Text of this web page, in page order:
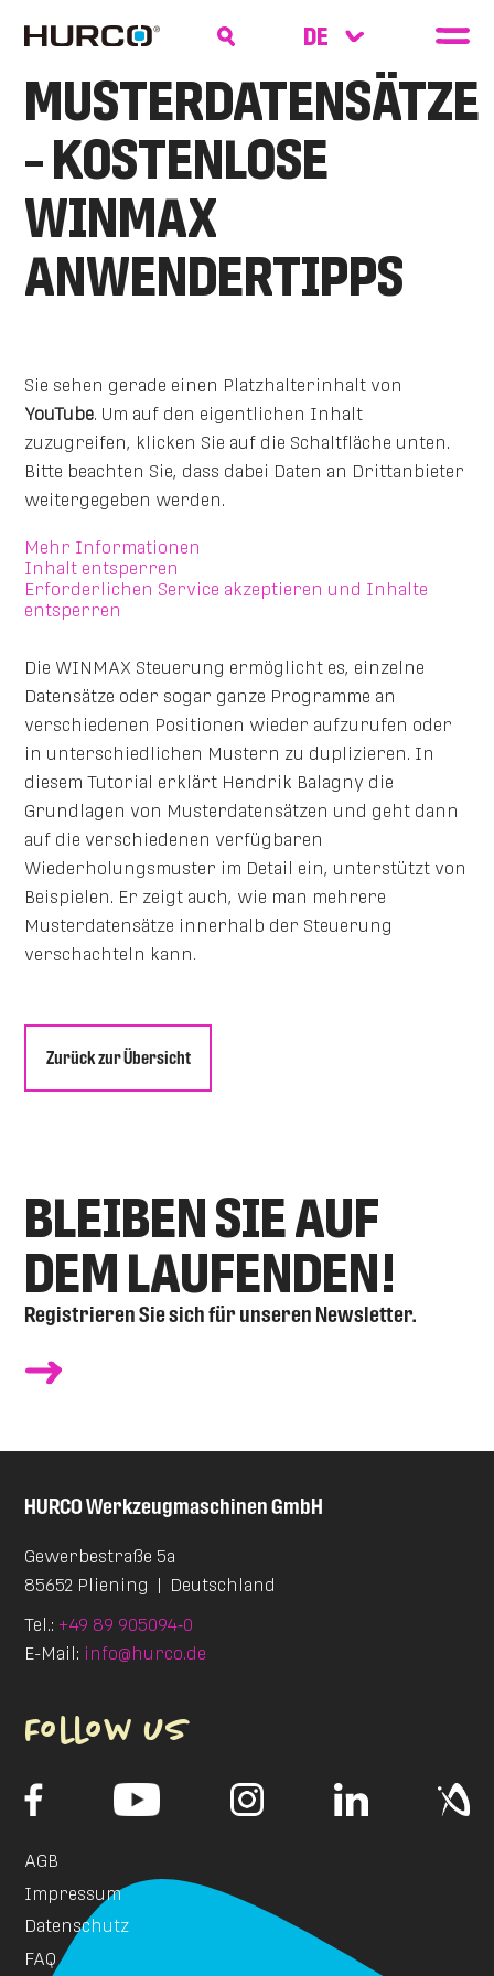
MUSTERDATENSÄTZE
– KOSTENLOSE
WINMAX
ANWENDERTIPPS
Sie sehen gerade einen Platzhalterinhalt von
YouTube. Um auf den eigentlichen Inhalt
zuzugreifen, klicken Sie auf die Schaltfläche unten.
Bitte beachten Sie, dass dabei Daten an Drittanbieter
weitergegeben werden.
Mehr Informationen
Inhalt entsperren
Erforderlichen Service akzeptieren und Inhalte
entsperren
Die WINMAX Steuerung ermöglicht es, einzelne
Datensätze oder sogar ganze Programme an
verschiedenen Positionen wieder aufzurufen oder
in unterschiedlichen Mustern zu duplizieren. In
diesem Tutorial erklärt Hendrik Balagny die
Grundlagen von Musterdatensätzen und geht dann
auf die verschiedenen verfügbaren
Wiederholungsmuster im Detail ein, unterstützt von
Beispielen. Er zeigt auch, wie man mehrere
Musterdatensätze innerhalb der Steuerung
verschachteln kann.
Zurück zur Übersicht
BLEIBEN SIE AUF
DEM LAUFENDEN!
Registrieren Sie sich für unseren Newsletter.
HURCOWerkzeugmaschinen GmbH
Gewerbestraße 5a
85652 Pliening | Deutschland
Tel.: +49 89 905094‑0
E-Mail: info@hurco.de
Follow us
AGB
Impressum
Datenschutz
FAQ